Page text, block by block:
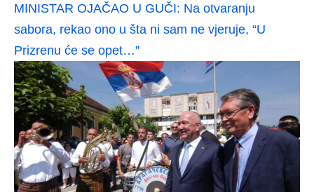
MINISTAR OJAČAO U GUČI: Na otvaranju
sabora, rekao ono u šta ni sam ne vjeruje, “U
Prizrenu će se opet…”